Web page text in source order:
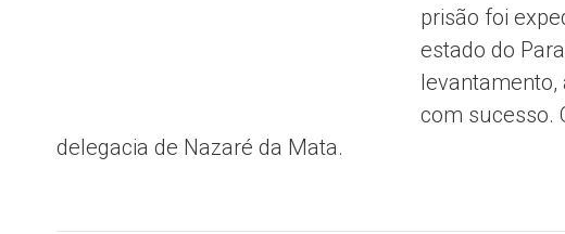
prisão foi
estado do
com sucesso.
delegacia de Nazaré da Mata.